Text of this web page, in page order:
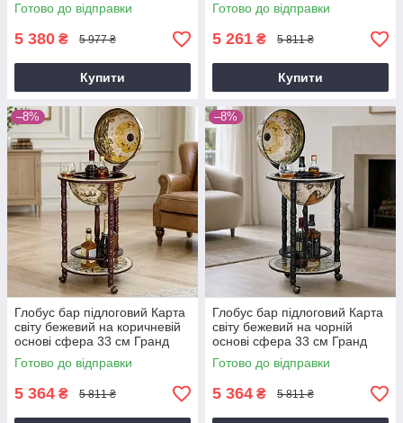
Готово до відправки
5 380 ₴ 5 977 ₴
Купити
Готово до відправки
5 261 ₴ 5 811 ₴
Купити
–8%
Глобус бар підлоговий Карта
світу бежевий на коричневій
основі сфера 33 см Гранд
Презент 33001W-R
Готово до відправки
5 364 ₴ 5 811 ₴
–8%
Глобус бар підлоговий Карта
світу бежевий на чорній
основі сфера 33 см Гранд
Презент 33001W-B
Готово до відправки
5 364 ₴ 5 811 ₴